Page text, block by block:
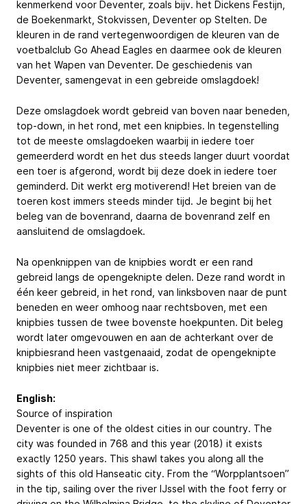
kenmerkend voor Deventer, zoals bijv. het Dickens Festijn,
de Boekenmarkt, Stokvissen, Deventer op Stelten. De
kleuren in de rand vertegenwoordigen de kleuren van de
voetbalclub Go Ahead Eagles en daarmee ook de kleuren
van het Wapen van Deventer. De geschiedenis van
Deventer, samengevat in een gebreide omslagdoek!
Deze omslagdoek wordt gebreid van boven naar beneden,
top-down, in het rond, met een knipbies. In tegenstelling
tot de meeste omslagdoeken waarbij in iedere toer
gemeerderd wordt en het dus steeds langer duurt voordat
een toer is afgerond, wordt bij deze doek in iedere toer
geminderd. Dit werkt erg motiverend! Het breien van de
toeren kost immers steeds minder tijd. Je begint bij het
beleg van de bovenrand, daarna de bovenrand zelf en
aansluitend de omslagdoek.
Na openknippen van de knipbies wordt er een rand
gebreid langs de opengeknipte delen. Deze rand wordt in
één keer gebreid, in het rond, van linksboven naar de punt
beneden en weer omhoog naar rechtsboven, met een
knipbies tussen de twee bovenste hoekpunten. Dit beleg
wordt later omgevouwen en aan de achterkant over de
knipbiesrand heen vastgenaaid, zodat de opengeknipte
knipbies niet meer zichtbaar is.
English:
Source of inspiration
Deventer is one of the oldest cities in our country. The
city was founded in 768 and this year (2018) it exists
exactly 1250 years. This shawl takes you along all the
sights of this old Hanseatic city. From the “Worpplantsoen”
in the tip, sailing over the river IJssel with the foot ferry or